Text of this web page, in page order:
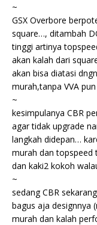
~
GSX Overbore
square…, ditambah
tinggi artinya
akan kalah dari
akan bisa diatasi
murah,tanpa VVA
~
kesimpulanya CBR
agar tidak upgrade
langkah didepan…
murah dan topspeed
dan kaki2 kokoh
~
sedang CBR
bagus aja designnya
murah dan kalah